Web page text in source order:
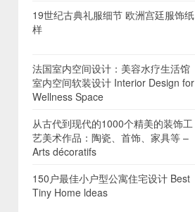
19世纪古典礼服细节 欧洲宫廷服饰纸
样
法国室内空间设计：美容水疗生活馆
室内空间软装设计 Interior Design for
Wellness Space
从古代到现代的1000个精美的装饰工
艺美术作品：陶瓷、首饰、家具等 –
Arts décoratifs
150户最佳小户型公寓住宅设计 Best
Tiny Home ldeas